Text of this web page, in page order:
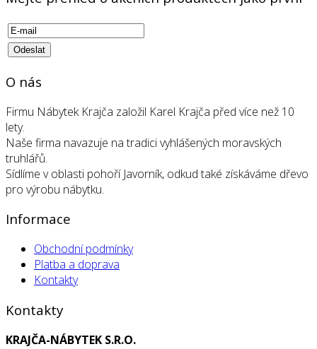
O nás
Firmu Nábytek Krajča založil Karel Krajča před více než 10
lety.
Naše firma navazuje na tradici vyhlášených moravských
truhlářů.
Sídlíme v oblasti pohoří Javorník, odkud také získáváme dřevo
pro výrobu nábytku.
Informace
Obchodní podmínky
Platba a doprava
Kontakty
Kontakty
KRAJČA-NÁBYTEK S.R.O.